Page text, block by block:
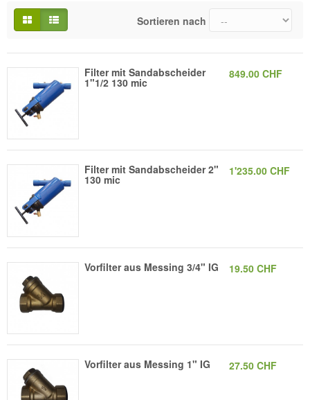
Sortieren nach
Filter mit Sandabscheider
1"1/2 130 mic
849.00 CHF
Filter mit Sandabscheider 2"
130 mic
1'235.00 CHF
Vorfilter aus Messing 3/4" IG 19.50 CHF
Vorfilter aus Messing 1" IG 27.50 CHF